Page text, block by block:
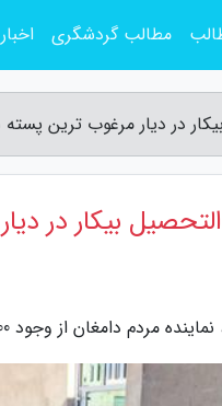
فارغ التحصیل دانشگاهی بیکار در این شهرستان اطلاع داد.
مطالب گردشگری اخبار